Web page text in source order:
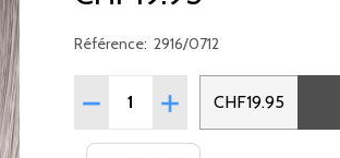
Référence: 2916/0712
Quantité:
RÉDUIRE LA QUANTITÉ DE
AUGMENTER LA
CHF19.95